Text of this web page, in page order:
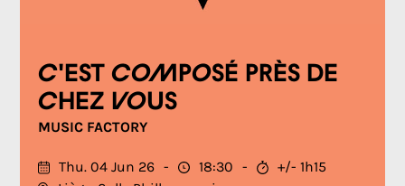
C'est composé près de
chez vous
MUSIC FACTORY
Thu. 04 Jun 26 18:30
+/- 1h15